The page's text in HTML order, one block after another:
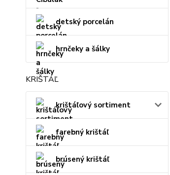
detský porcelán
hrnčeky a šálky
KRIŠTÁĽ
krištáľový sortiment
farebný krištáľ
brúsený krištáľ